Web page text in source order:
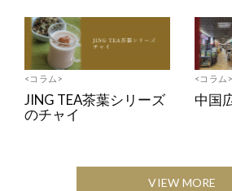
<コラム>
JING TEA茶葉シリーズ
のチャイ
<コラム>
中国
VIEW MORE